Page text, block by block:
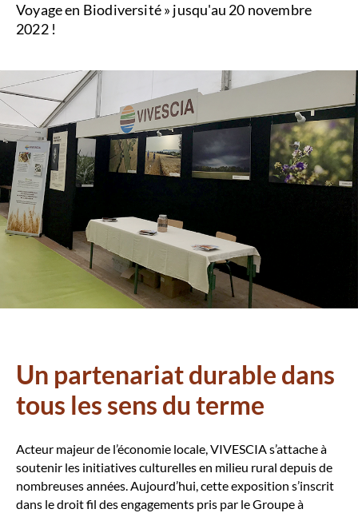
Voyage en Biodiversité » jusqu'au 20 novembre
2022 !
Un partenariat durable dans
tous les sens du terme
Acteur majeur de l’économie locale, VIVESCIA s’attache à
soutenir les initiatives culturelles en milieu rural depuis de
nombreuses années. Aujourd’hui, cette exposition s’inscrit
dans le droit fil des engagements pris par le Groupe à